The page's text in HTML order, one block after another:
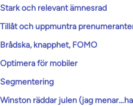
Stark och relevant ämnesrad
Tillåt och uppmuntra
Brådska, knapphet, FOMO
Optimera för mobiler
Segmentering
Winston räddar julen (jag